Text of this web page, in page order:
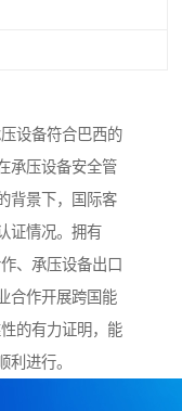
设备符合巴西的
承压设备安全管
背景下，国际客
证情况。拥有
、承压设备出口
合作开展跨国能
的有力证明，能
进行。